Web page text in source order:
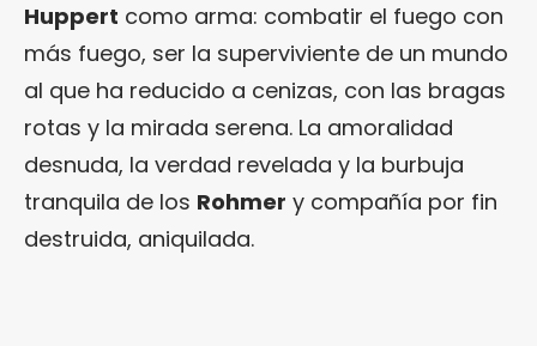
Huppert como arma: combatir el fuego con
más fuego, ser la superviviente de un mundo
al que ha reducido a cenizas, con las bragas
rotas y la mirada serena. La amoralidad
desnuda, la verdad revelada y la burbuja
tranquila de los Rohmer y compañía por fin
destruida, aniquilada.